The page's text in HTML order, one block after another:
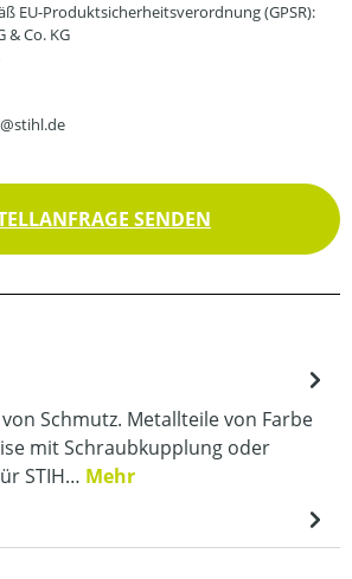
EU-Produktsicherheitsverordnung (GPSR):
& Co. KG
SENDEN
Schmutz. Metallteile von Farbe
mit Schraubkupplung oder
STIH… Mehr